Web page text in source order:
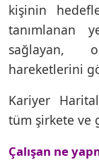
kişinin
tanımlanan
sağlayan,
hareketlerini
Kariyer
tüm şirkete ve
Çalışan ne